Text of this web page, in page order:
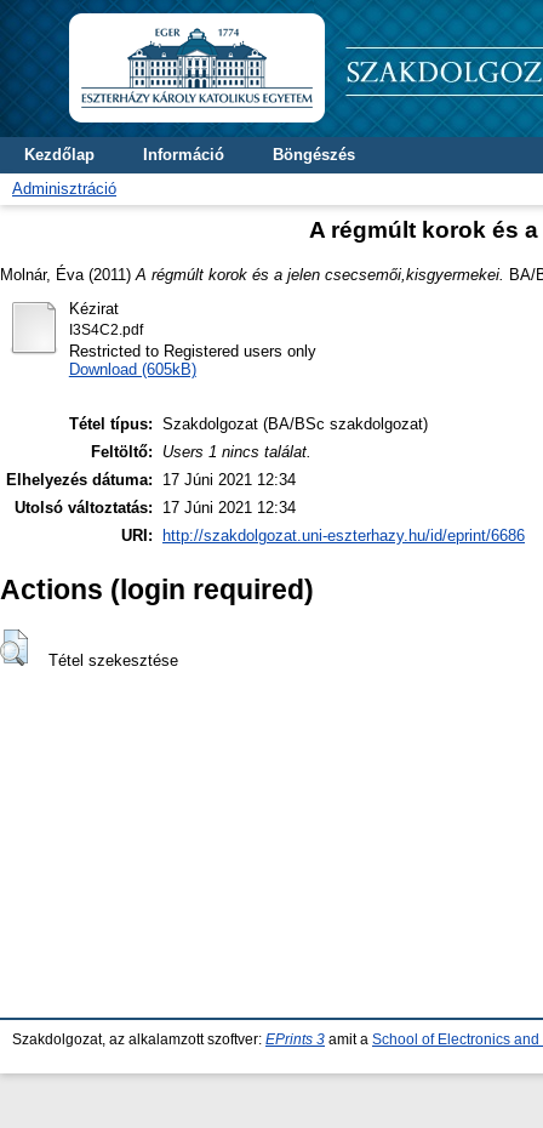
Kezdőlap Információ
Böngészés
Adminisztráció
A régmúlt korok és
Molnár, Éva (2011) A régmúlt korok és a jelen csecsemői,kisgyermekei.
BA/
Kézirat
I3S4C2.pdf
Restricted to Registered users only
Download (605kB)
Tétel típus: Szakdolgozat (BA/BSc szakdolgozat)
Feltöltő:
Users 1 nincs találat.
Elhelyezés dátuma:
17 Júni 2021 12:34
Utolsó változtatás:
17 Júni 2021 12:34
URI:
http://szakdolgozat.uni-eszterhazy.hu/id/eprint/6686
Actions (login required)
Tétel szekesztése
Szakdolgozat, az alkalamzott szoftver: EPrints 3 amit a School of Electronics